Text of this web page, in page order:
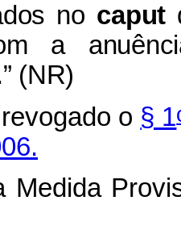
no caput
a
(NR)
o § 1